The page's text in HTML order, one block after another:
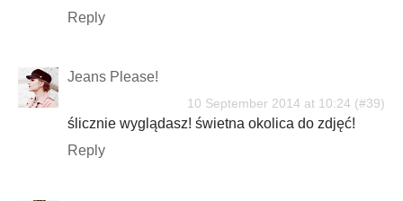
Reply
Jeans Please!
10 September 2014 at 10:24
ślicznie wyglądasz! świetna okolica do zdjęć!
Reply